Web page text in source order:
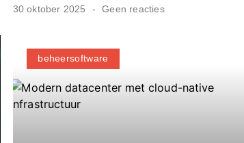
30 oktober 2025 Geen reacties
beheersoftware